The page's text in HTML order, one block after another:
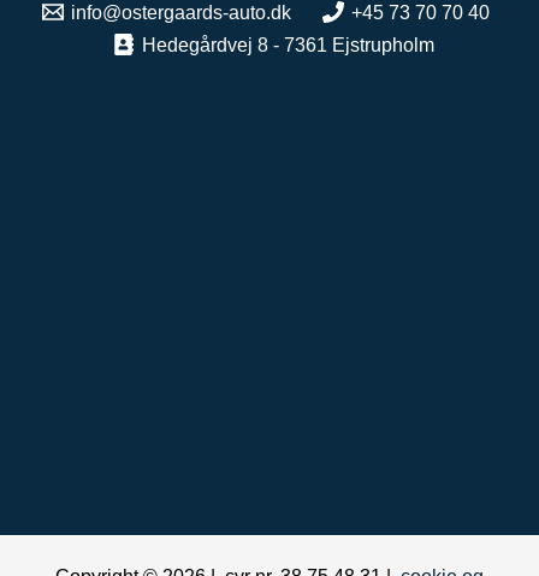
info@ostergaards-auto.dk
+45 73 70 70 40
Hedegårdvej 8 - 7361 Ejstrupholm